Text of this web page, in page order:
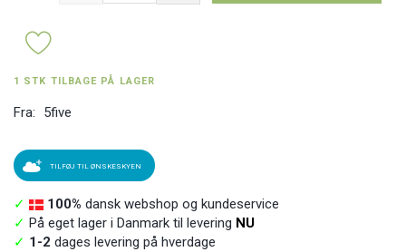
1 STK TILBAGE PÅ LAGER
Fra: 5five
TILFØJ TIL ØNSKESKYEN
✓ 100% dansk webshop og kundeservice
✓ På eget lager i Danmark til levering NU
✓ 1-2 dages levering på hverdage